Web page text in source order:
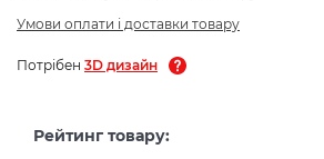
Умови оплати і доставки товару
Потрібен 3D дизайн
Рейтинг товару: